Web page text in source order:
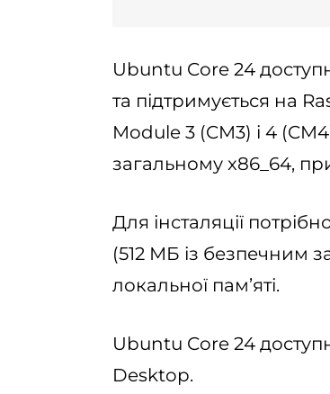
Ubuntu Core 24
та підтримується на
Module 3 (CM3) і 4
загальному x86_64,
Для інсталяції
(512 МБ із безпечним
локальної пам’яті.
Ubuntu Core 24
Desktop.